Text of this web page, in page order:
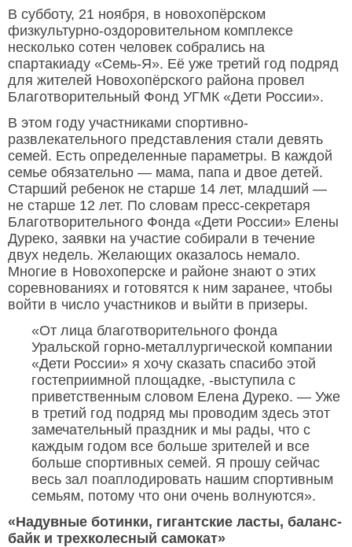
В субботу, 21 ноября, в новохопёрском
физкультурно-оздоровительном комплексе
несколько сотен человек собрались на
спартакиаду «Семь-Я». Её уже третий год подряд
для жителей Новохопёрского района провел
Благотворительный Фонд УГМК «Дети России».
В этом году участниками спортивно-
развлекательного представления стали девять
семей. Есть определенные параметры. В каждой
семье обязательно — мама, папа и двое детей.
Старший ребенок не старше 14 лет, младший —
не старше 12 лет. По словам пресс-секретаря
Благотворительного Фонда «Дети России» Елены
Дуреко, заявки на участие собирали в течение
двух недель. Желающих оказалось немало.
Многие в Новохоперске и районе знают о этих
соревнованиях и готовятся к ним заранее, чтобы
войти в число участников и выйти в призеры.
«От лица благотворительного фонда
Уральской горно-металлургической компании
«Дети России» я хочу сказать спасибо этой
гостеприимной площадке, -выступила с
приветственным словом Елена Дуреко. — Уже
в третий год подряд мы проводим здесь этот
замечательный праздник и мы рады, что с
каждым годом все больше зрителей и все
больше спортивных семей. Я прошу сейчас
весь зал поаплодировать нашим спортивным
семьям, потому что они очень волнуются».
«Надувные ботинки, гигантские ласты, баланс-
байк и трехколесный самокат»